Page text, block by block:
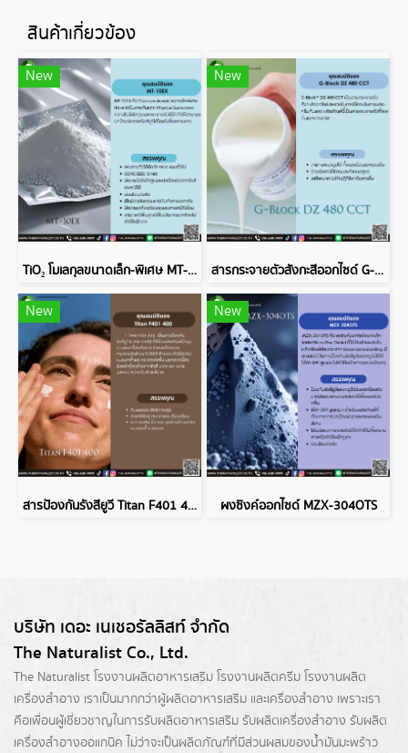
สินค้าเกี่ยวข้อง
New
TiO₂ โมเลกุลขนาดเล็ก‑พิเศษ MT-10EX
New
สารกระจายตัวสังกะสีออกไซด์ G-Block DZ 480 CCT
New
สารป้องกันรังสียูวี Titan F401 400
New
ผงซิงค์ออกไซด์ MZX-304OTS
บริษัท เดอะ เนเชอรัลลิสท์ จำกัด
The Naturalist Co., Ltd.
The Naturalist โรงงานผลิตอาหารเสริม โรงงานผลิตครีม โรงงานผลิต
เครื่องสำอาง เราเป็นมากกว่าผู้ผลิตอาหารเสริม และเครื่องสำอาง เพราะเรา
คือเพื่อนผู้เชี่ยวชาญในการรับผลิตอาหารเสริม รับผลิตเครื่องสำอาง รับผลิต
เครื่องสำอางออแกนิค ไม่ว่าจะเป็นผลิตภัณฑ์ที่มีส่วนผสมของน้ำมันมะพร้าว